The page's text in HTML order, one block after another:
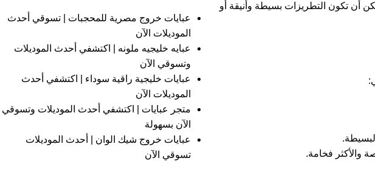
أن تكون التطريزات بسيطة وأنيقة أو
والأكثر فخامة.
عبايات خروج مصرية للمحجبات | تسوقي أحدث
الموديلات الآن
عبايه خليجيه ملونه | اكتشفي أحدث الموديلات
وتسوقي الآن
عبايات خليجية راقية سوداء | اكتشفي أحدث
الموديلات الآن
متجر عبايات | اكتشفي أحدث الموديلات وتسوقي
الآن بسهولة
عبايات خروج شيك الوان | أحدث الموديلات
تسوقي الآن